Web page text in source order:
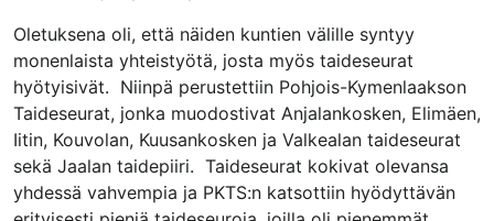
Oletuksena oli, että näiden kuntien välille syntyy
monenlaista yhteistyötä, josta myös taideseurat
hyötyisivät. Niinpä perustettiin Pohjois-Kymenlaakson
Taideseurat, jonka muodostivat Anjalankosken, Elimäen,
Iitin, Kouvolan, Kuusankosken ja Valkealan taideseurat
sekä Jaalan taidepiiri. Taideseurat kokivat olevansa
yhdessä vahvempia ja PKTS:n katsottiin hyödyttävän